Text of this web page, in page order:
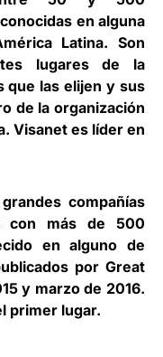
en alguna
Latina. Son
lugares de la
que las elijen y sus
de la organización
Visanet es líder en
compañías
con más de 500
en alguno de
por Great
y marzo de 2016.
primer lugar.